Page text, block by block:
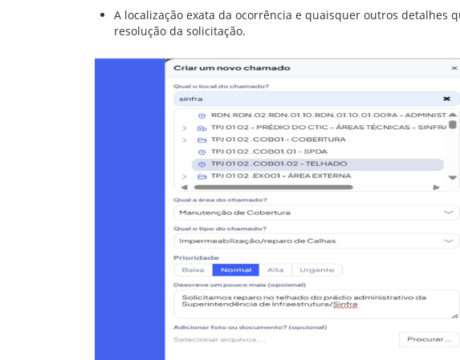
A localização exata da ocorrência e quaisquer outros detalhes
resolução da solicitação.